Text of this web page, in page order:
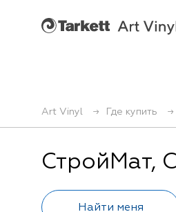
Art Vinyl Где купить
СтройМат,